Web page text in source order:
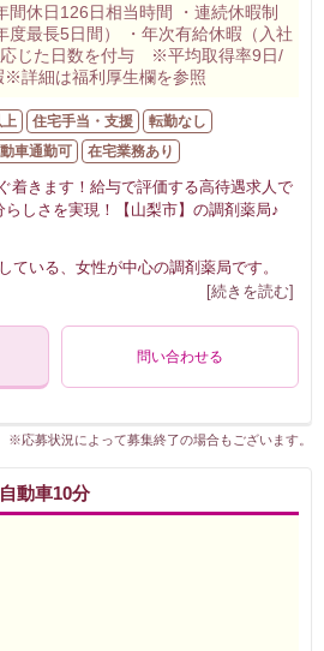
休日126日相当時間 ・連続休暇制
度最長5日間） ・年次有給休暇（入社
応じた日数を付与 ※平均取得率9日/
※詳細は福利厚生欄を参照
住宅手当・支援
転勤なし
車通勤可 在宅業務あり
着きます！給与で評価する高待遇求人で
しさを実現！【山梨市】の調剤薬局♪
ている、女性が中心の調剤薬局です。
[続きを読む]
問い合わせる
※応募状況によって募集終了の場合もございます。
動車10分